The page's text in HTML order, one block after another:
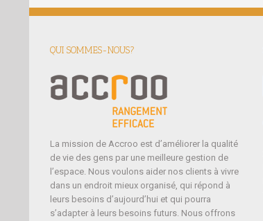
QUI SOMMES-NOUS?
La mission de Accroo est d’améliorer la qualité
de vie des gens par une meilleure gestion de
l’espace. Nous voulons aider nos clients à vivre
dans un endroit mieux organisé, qui répond à
leurs besoins d’aujourd’hui et qui pourra
s’adapter à leurs besoins futurs. Nous offrons